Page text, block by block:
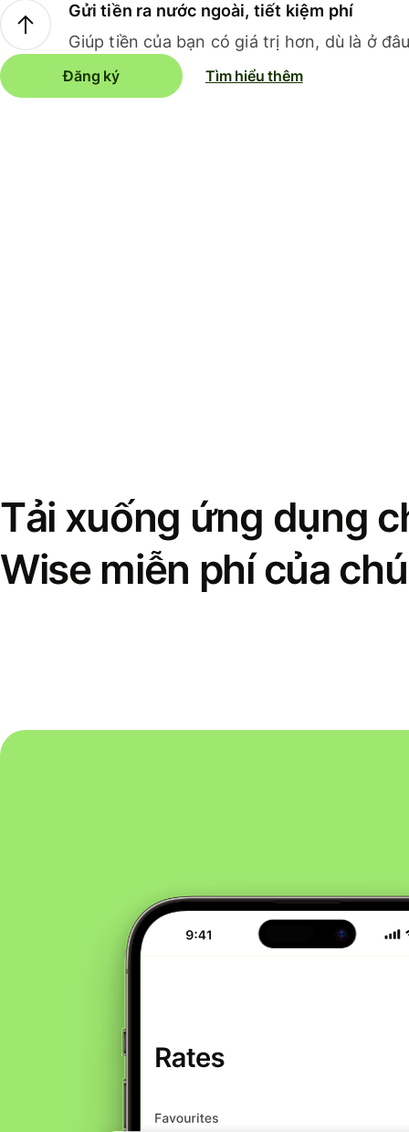
Gửi tiền ra nước ngoài, tiết kiệm phí
Giúp tiền của bạn có giá trị hơn, dù là ở
Đăng ký Tìm hiểu thêm
Tải xuống ứng dụng
Wise miễn phí của